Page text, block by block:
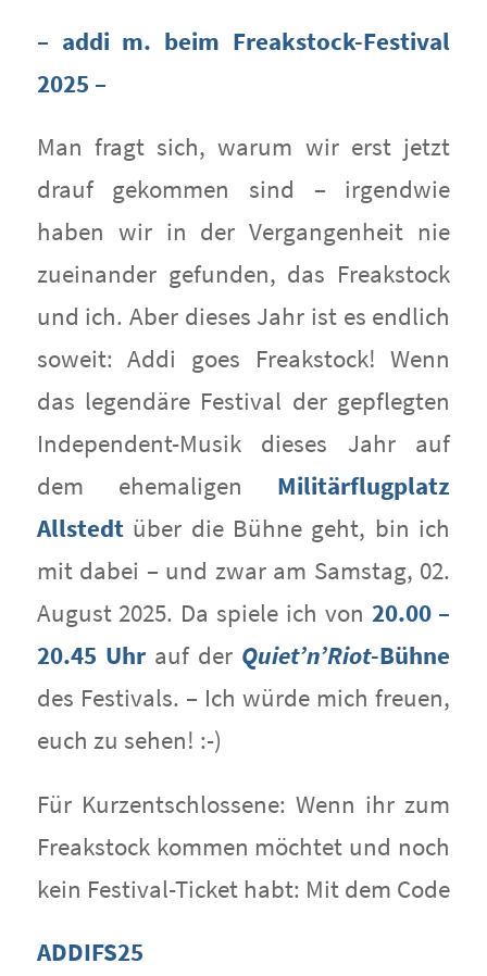
– addi m. beim Freakstock-Festival
2025 –
Man fragt sich, warum wir erst jetzt
drauf gekommen sind – irgendwie
haben wir in der Vergangenheit nie
zueinander gefunden, das Freakstock
und ich. Aber dieses Jahr ist es endlich
soweit: Addi goes Freakstock! Wenn
das legendäre Festival der gepflegten
Independent-Musik dieses Jahr auf
dem ehemaligen Militärflugplatz
Allstedtüber die Bühne geht, bin ich
mit dabei – und zwar am Samstag, 02.
August 2025. Da spiele ich von 20.00 –
20.45 Uhrauf der Quiet’n’Riot-Bühne
des Festivals. – Ich würde mich freuen,
euch zu sehen! :-)
Für Kurzentschlossene: Wenn ihr zum
Freakstock kommen möchtet und noch
kein Festival-Ticket habt: Mit dem Code
ADDIFS25